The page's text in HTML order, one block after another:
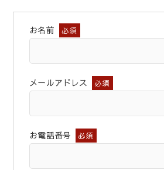
お名前 必須
メールアドレス 必須
お電話番号 必須